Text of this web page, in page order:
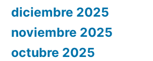
diciembre 2025
noviembre 2025
octubre 2025